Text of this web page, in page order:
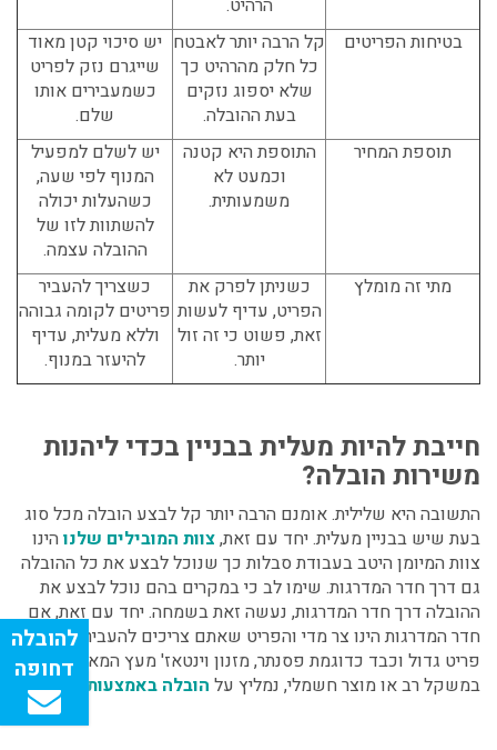
בטיחות הפריטים
קל הרבה יותר לאבטח
כל חלק מהרהיט כך
שלא יספוג נזקים
בעת ההובלה.
יש סיכוי קטן מאוד
שייגרם נזק לפריט
כשמעבירים אותו
שלם.
תוספת המחיר
התוספת היא קטנה
וכמעט לא
משמעותית.
יש לשלם למפעיל
המנוף לפי שעה,
כשהעלות יכולה
להשתוות לזו של
ההובלה עצמה.
מתי זה מומלץ
כשניתן לפרק את
הפריט, עדיף לעשות
זאת, פשוט כי זה זול
יותר.
כשצריך להעביר
פריטים לקומה גבוהה
וללא מעלית, עדיף
להיעזר במנוף.
חייבת להיות מעלית בבניין בכדי ליהנות
משירות הובלה?
התשובה היא שלילית. אומנם הרבה יותר קל לבצע הובלה מכל סוג
בעת שיש בבניין מעלית. יחד עם זאת,צוות המובילים שלנו הינו
צוות המיומן היטב בעבודת סבלות כך שנוכל לבצע את כל ההובלה
גם דרך חדר המדרגות. שימו לב כי במקרים בהם נוכל לבצע את
ההובלה דרך חדר המדרגות, נעשה זאת בשמחה. יחד עם זאת, אם
חדר המדרגות הינו צר מדי והפריט שאתם צריכים להעביר הוא
פריט גדול וכבד כדוגמת פסנתר, מזנון וינטאז' מעץ המאופיין
במשקל רב או מוצר חשמלי, נמליץ על הובלה באמצעות מנוף.